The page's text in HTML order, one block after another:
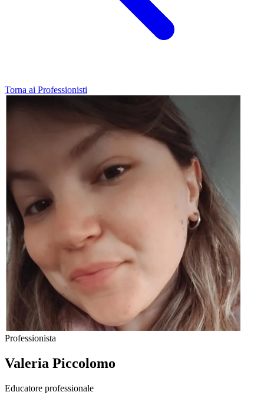
Torna ai Professionisti
Professionista
Valeria Piccolomo
Educatore professionale